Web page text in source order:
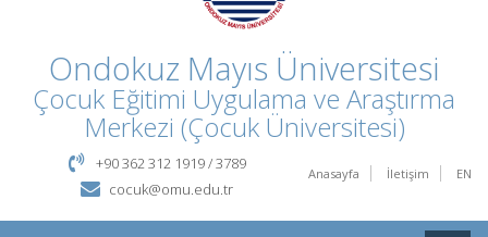
Ondokuz Mayıs Üniversitesi
Çocuk Eğitimi Uygulama ve Araştırma
Merkezi (Çocuk Üniversitesi)
Anasayfa İletişim EN
+90 362 312 1919 / 3789
cocuk@omu.edu.tr